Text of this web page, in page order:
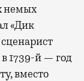
немых
«Дик
1739-й — год
вместо